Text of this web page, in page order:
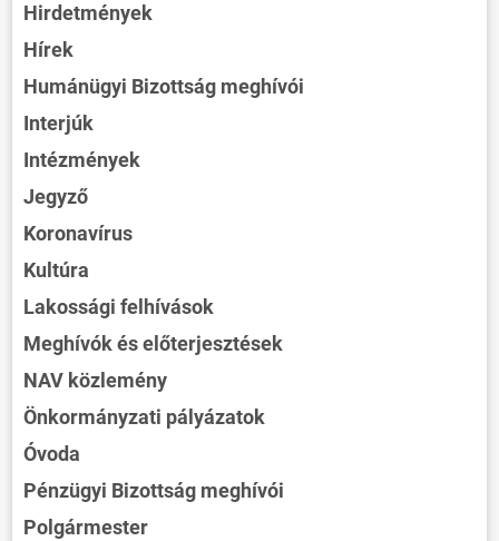
Hirdetmények
Hírek
Humánügyi Bizottság meghívói
Interjúk
Intézmények
Jegyző
Koronavírus
Kultúra
Lakossági felhívások
Meghívók és előterjesztések
NAV közlemény
Önkormányzati pályázatok
Óvoda
Pénzügyi Bizottság meghívói
Polgármester